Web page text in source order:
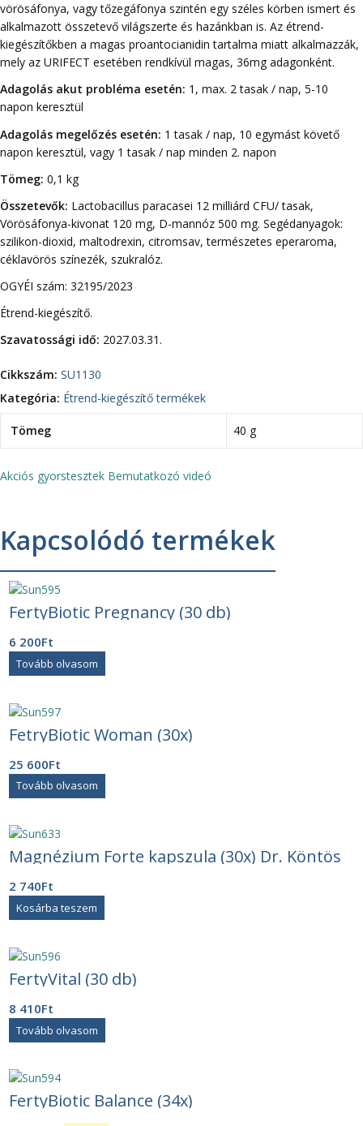
vörösáfonya, vagy tőzegáfonya szintén egy széles körben ismert és
alkalmazott összetevő világszerte és hazánkban is. Az étrend-
kiegészítőkben a magas proantocianidin tartalma miatt alkalmazzák,
mely az URIFECT esetében rendkívül magas, 36mg adagonként.
Adagolás akut probléma esetén: 1, max. 2 tasak / nap, 5-10
napon keresztül
Adagolás megelőzés esetén: 1 tasak / nap, 10 egymást követő
napon keresztül, vagy 1 tasak / nap minden 2. napon
Tömeg: 0,1 kg
Összetevők: Lactobacillus paracasei 12 milliárd CFU/ tasak,
Vörösáfonya-kivonat 120 mg, D-mannóz 500 mg. Segédanyagok:
szilikon-dioxid, maltodrexin, citromsav, természetes eperaroma,
céklavörös színezék, szukralóz.
OGYÉI szám: 32195/2023
Étrend-kiegészítő.
Szavatossági idő: 2027.03.31.
Cikkszám: SU1130
Kategória: Étrend-kiegészítő termékek
Tömeg 40 g
Akciós gyorstesztek Bemutatkozó videó
Kapcsolódó termékek
FertyBiotic Pregnancy (30 db)
6 200Ft
Tovább olvasom
FetryBiotic Woman (30x)
25 600Ft
Tovább olvasom
Magnézium Forte kapszula (30x) Dr. Köntös
2 740Ft
Kosárba teszem
FertyVital (30 db)
8 410Ft
Tovább olvasom
FertyBiotic Balance (34x)